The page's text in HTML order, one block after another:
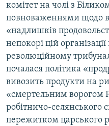
комітет на чолі з
повноваженнями щодо
«надлишків
непокорі цій
революційному
почалася політика
вивозить продукти на
«смертельним ворогом
робітничо-селянського
пережитком царського